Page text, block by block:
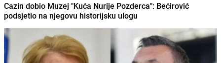
Cazin dobio Muzej "Kuća Nurije Pozderca": Bećirović
podsjetio na njegovu historijsku ulogu